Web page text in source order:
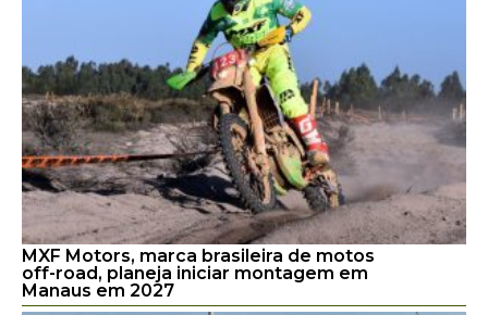
MXF Motors, marca brasileira de motos
off-road, planeja iniciar montagem em
Manaus em 2027